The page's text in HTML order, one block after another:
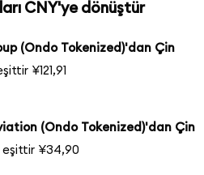
CNY'ye dönüştür
(Ondo Tokenized)'dan Çin
¥121,91
(Ondo Tokenized)'dan Çin
eşittir ¥34,90